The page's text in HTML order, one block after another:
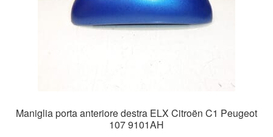
Maniglia porta anteriore destra ELX Citroën C1 Peugeot
107 9101AH